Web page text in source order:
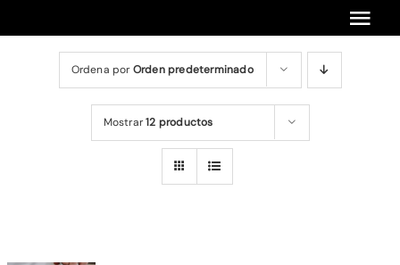
al
contenido
Encuentros Anteriores
Ordena porOrden predeterminado
Mostrar12 productos